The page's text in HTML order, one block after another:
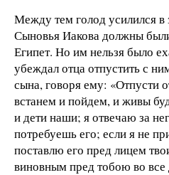
Между тем голод усилился в
Сыновья Иакова должны
Египет. Но им нельзя было
убеждал отца отпустить с
сына, говоря ему: «Отпусти
встанем и пойдем, и живы
и дети наши; я отвечаю за
потребуешь его; если я не
поставлю его пред лицем
виновным пред тобою во